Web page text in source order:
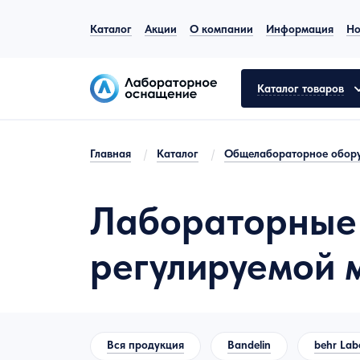
Каталог Акции О компании Информация
Каталог товаров
Аналитическое оборудование
Молекулярная биология
Лабораторная мебель
Испытательное оборудование
Главная / Каталог / Общелабораторное
Лабораторные
Вся продукция Bandelin behr